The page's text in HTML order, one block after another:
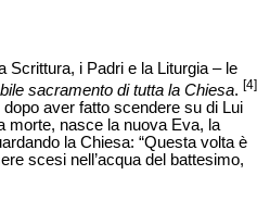
Scrittura, i Padri e la Liturgia – le
sacramento di tutta la Chiesa. [4]
aver fatto scendere su di Lui
morte, nasce la nuova Eva, la
la Chiesa: “Questa volta è
scesi nell’acqua del battesimo,